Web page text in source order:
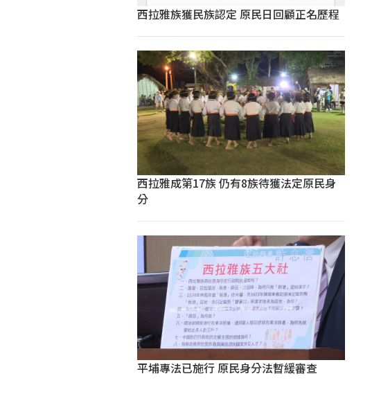
西拉雅族獲民族認定 原民日回顧正名歷程
西拉雅成第17族 仍有8族待獲法定原民身
分
平埔專法已施行 原民身分法暫緩審查